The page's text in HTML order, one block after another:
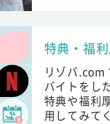
特典・福
リゾバ.com
バイトをし
特典や福利
用してみて